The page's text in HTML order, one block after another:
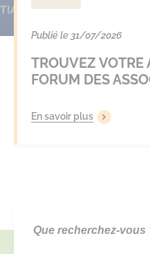
Publié le 31/07/2026
TROUVEZ VOTRE
FORUM DES
En savoir plus